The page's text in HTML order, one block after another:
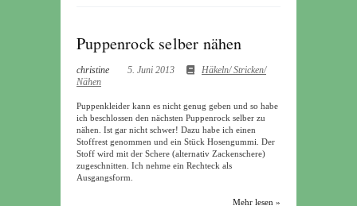
Puppenrock selber nähen
christine 5. Juni 2013
Häkeln/ Stricken/
Nähen
Puppenkleider kann es nicht genug geben und so habe
ich beschlossen den nächsten Puppenrock selber zu
nähen. Ist gar nicht schwer! Dazu habe ich einen
Stoffrest genommen und ein Stück Hosengummi. Der
Stoff wird mit der Schere (alternativ Zackenschere)
zugeschnitten. Ich nehme ein Rechteck als
Ausgangsform.
Mehr lesen »